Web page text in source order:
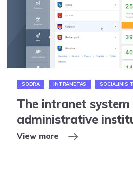
SODRA INTRANETAS SOCIALINIS
The intranet system
administrative
View more